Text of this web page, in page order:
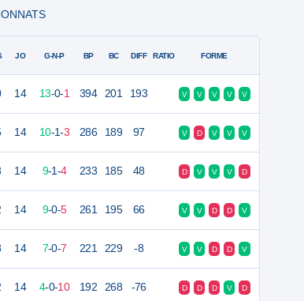
JO G-N-P BP BC DIFF RATIO FORME
14 13-0-1 394 201 193 V V V V V
14 10-1-3 286 189 97 V D V V V
14 9-1-4 233 185 48 D V V V D
14 9-0-5 261 195 66 V V D D V
14 7-0-7 221 229 -8 V V D D V
14 4-0-10 192 268 -76 D D D V D